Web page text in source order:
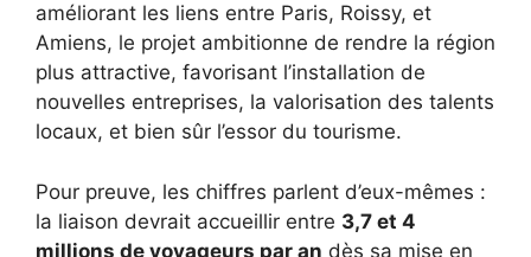
améliorant les liens entre Paris, Roissy, et
Amiens, le projet ambitionne de rendre la région
plus attractive, favorisant l’installation de
nouvelles entreprises, la valorisation des talents
locaux, et bien sûr l’essor du tourisme.
Pour preuve, les chiffres parlent d’eux-mêmes :
la liaison devrait accueillir entre 3,7 et 4
millions de voyageurs par an dès sa mise en